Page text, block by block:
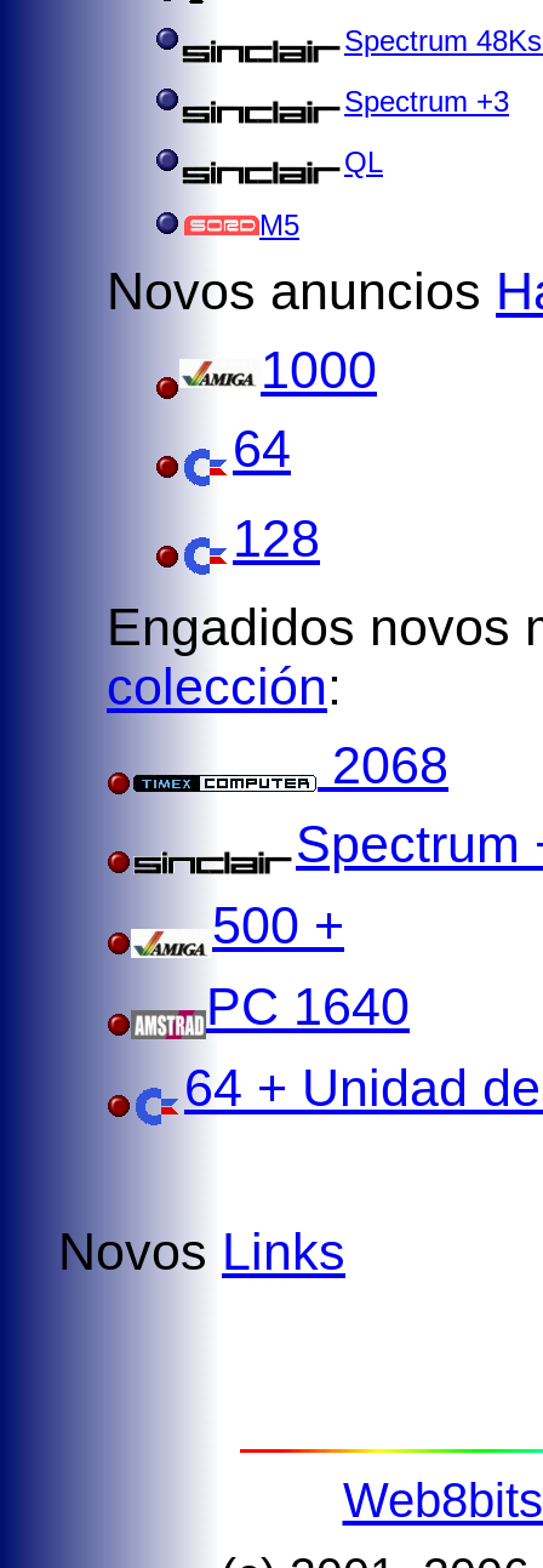
Spectrum
Spectrum +3
QL
M5
Novos anuncios
1000
64
128
Engadidos novos
colección:
2068
Spectrum
500 +
PC 1640
64 + Unidad
Novos Links